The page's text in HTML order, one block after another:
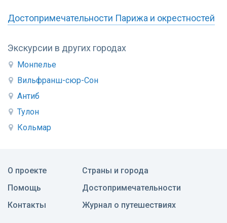
Экскурсии в других городах
Монпелье
Вильфранш-сюр-Сон
Антиб
Тулон
Кольмар
Достопримечательности Парижа и окрестностей
О проекте
Помощь
Контакты
Страны и города
Достопримечательности
Журнал о путешествиях